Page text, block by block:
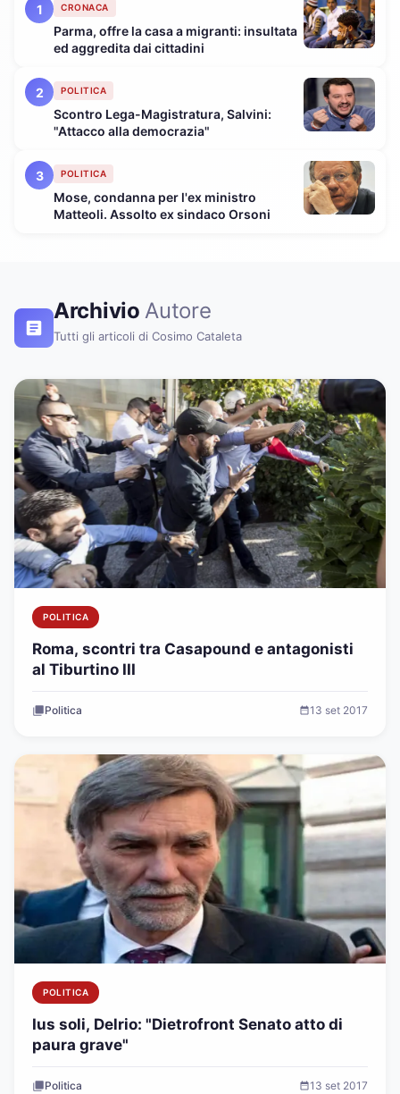
1 CRONACA
Parma, offre la casa a migranti: insultata
ed aggredita dai cittadini
2 POLITICA
Scontro Lega-Magistratura, Salvini:
"Attacco alla democrazia"
3 POLITICA
Mose, condanna per l'ex ministro
Matteoli. Assolto ex sindaco Orsoni
ArchivioAutore
Tutti gli articoli di Cosimo Cataleta
POLITICA
Roma, scontri tra Casapound e antagonisti
al Tiburtino III
Politica 13 set 2017
POLITICA
Ius soli, Delrio: "Dietrofront Senato atto di
paura grave"
Politica 13 set 2017